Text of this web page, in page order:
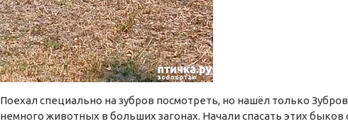
Поехал специально на зубров посмотреть, но нашёл только
немного животных в больших загонах. Начали спасать этих быков